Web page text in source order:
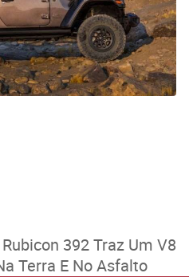
392 Traz Um V8
Terra E No Asfalto